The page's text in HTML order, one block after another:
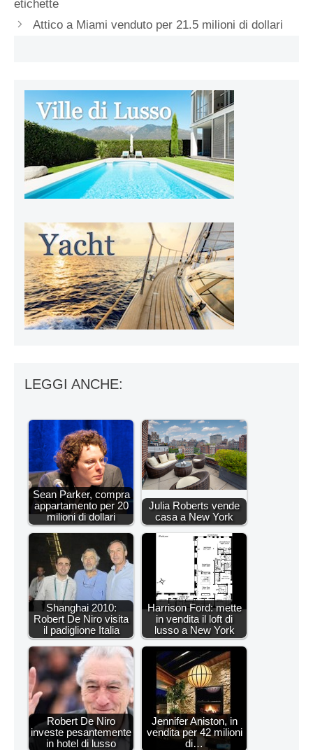
etichette
Attico a Miami venduto per 21.5 milioni di dollari
LEGGI ANCHE:
Sean Parker, compra
appartamento per 20
milioni di dollari
Julia Roberts vende
casa a New York
Shanghai 2010:
Robert De Niro visita
il padiglione Italia
Harrison Ford: mette
in vendita il loft di
lusso a New York
Robert De Niro
investe pesantemente
in hotel di lusso
Jennifer Aniston, in
vendita per 42 milioni
di…